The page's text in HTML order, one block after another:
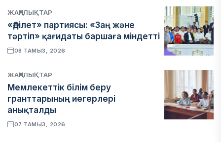
ЖАҢАЛЫҚТАР
«Әділет» партиясы: «Заң және
тәртіп» қағидаты баршаға міндетті
08 ТАМЫЗ, 2026
ЖАҢАЛЫҚТАР
Мемлекеттік білім беру
гранттарының иегерлері
анықталды
07 ТАМЫЗ, 2026